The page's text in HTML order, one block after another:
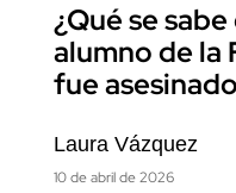
¿Qué se
alumno de la
fue
Laura Vázquez
10 de abril de 2026